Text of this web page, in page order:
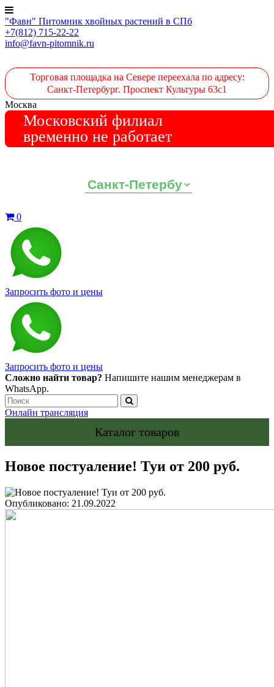
"Фавн" Питомник хвойных растений в СПб
+7(812) 715-22-22
info@favn-pitomnik.ru
Торговая площадка на Севере переехала по адресу:
Санкт-Петербург. Проспект Культуры 63с1
Москва
Московский филиал
временно не работает
0
Запросить фото и цены
Запросить фото и цены
Сложно найти товар? Напишите нашим менеджерам в
WhatsApp.
Онлайн трансляция
Каталог товаров
Новое постуаление! Туи от 200 руб.
Опубликовано: 21.09.2022